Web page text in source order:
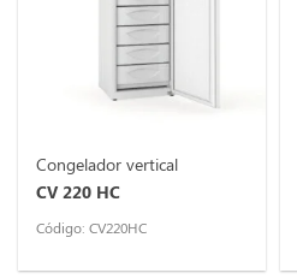
Congelador vertical
CV 220 HC
Código: CV220HC